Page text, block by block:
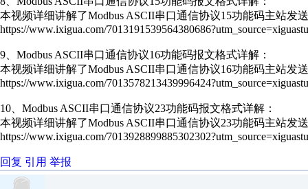
本视频详细讲解了Modbus ASCII串口通信协议15功能码主站发
https://www.ixigua.com/
9、Modbus ASCII串口通信协议16功能码报文格式详解：
本视频详细讲解了Modbus ASCII串口通信协议16功能码主站发
https://www.ixigua.com/
10、Modbus ASCII串口通信协议23功能码报文格式详解：
本视频详细讲解了Modbus ASCII串口通信协议23功能码主站发
https://www.ixigua.com/
回复 引用 举报